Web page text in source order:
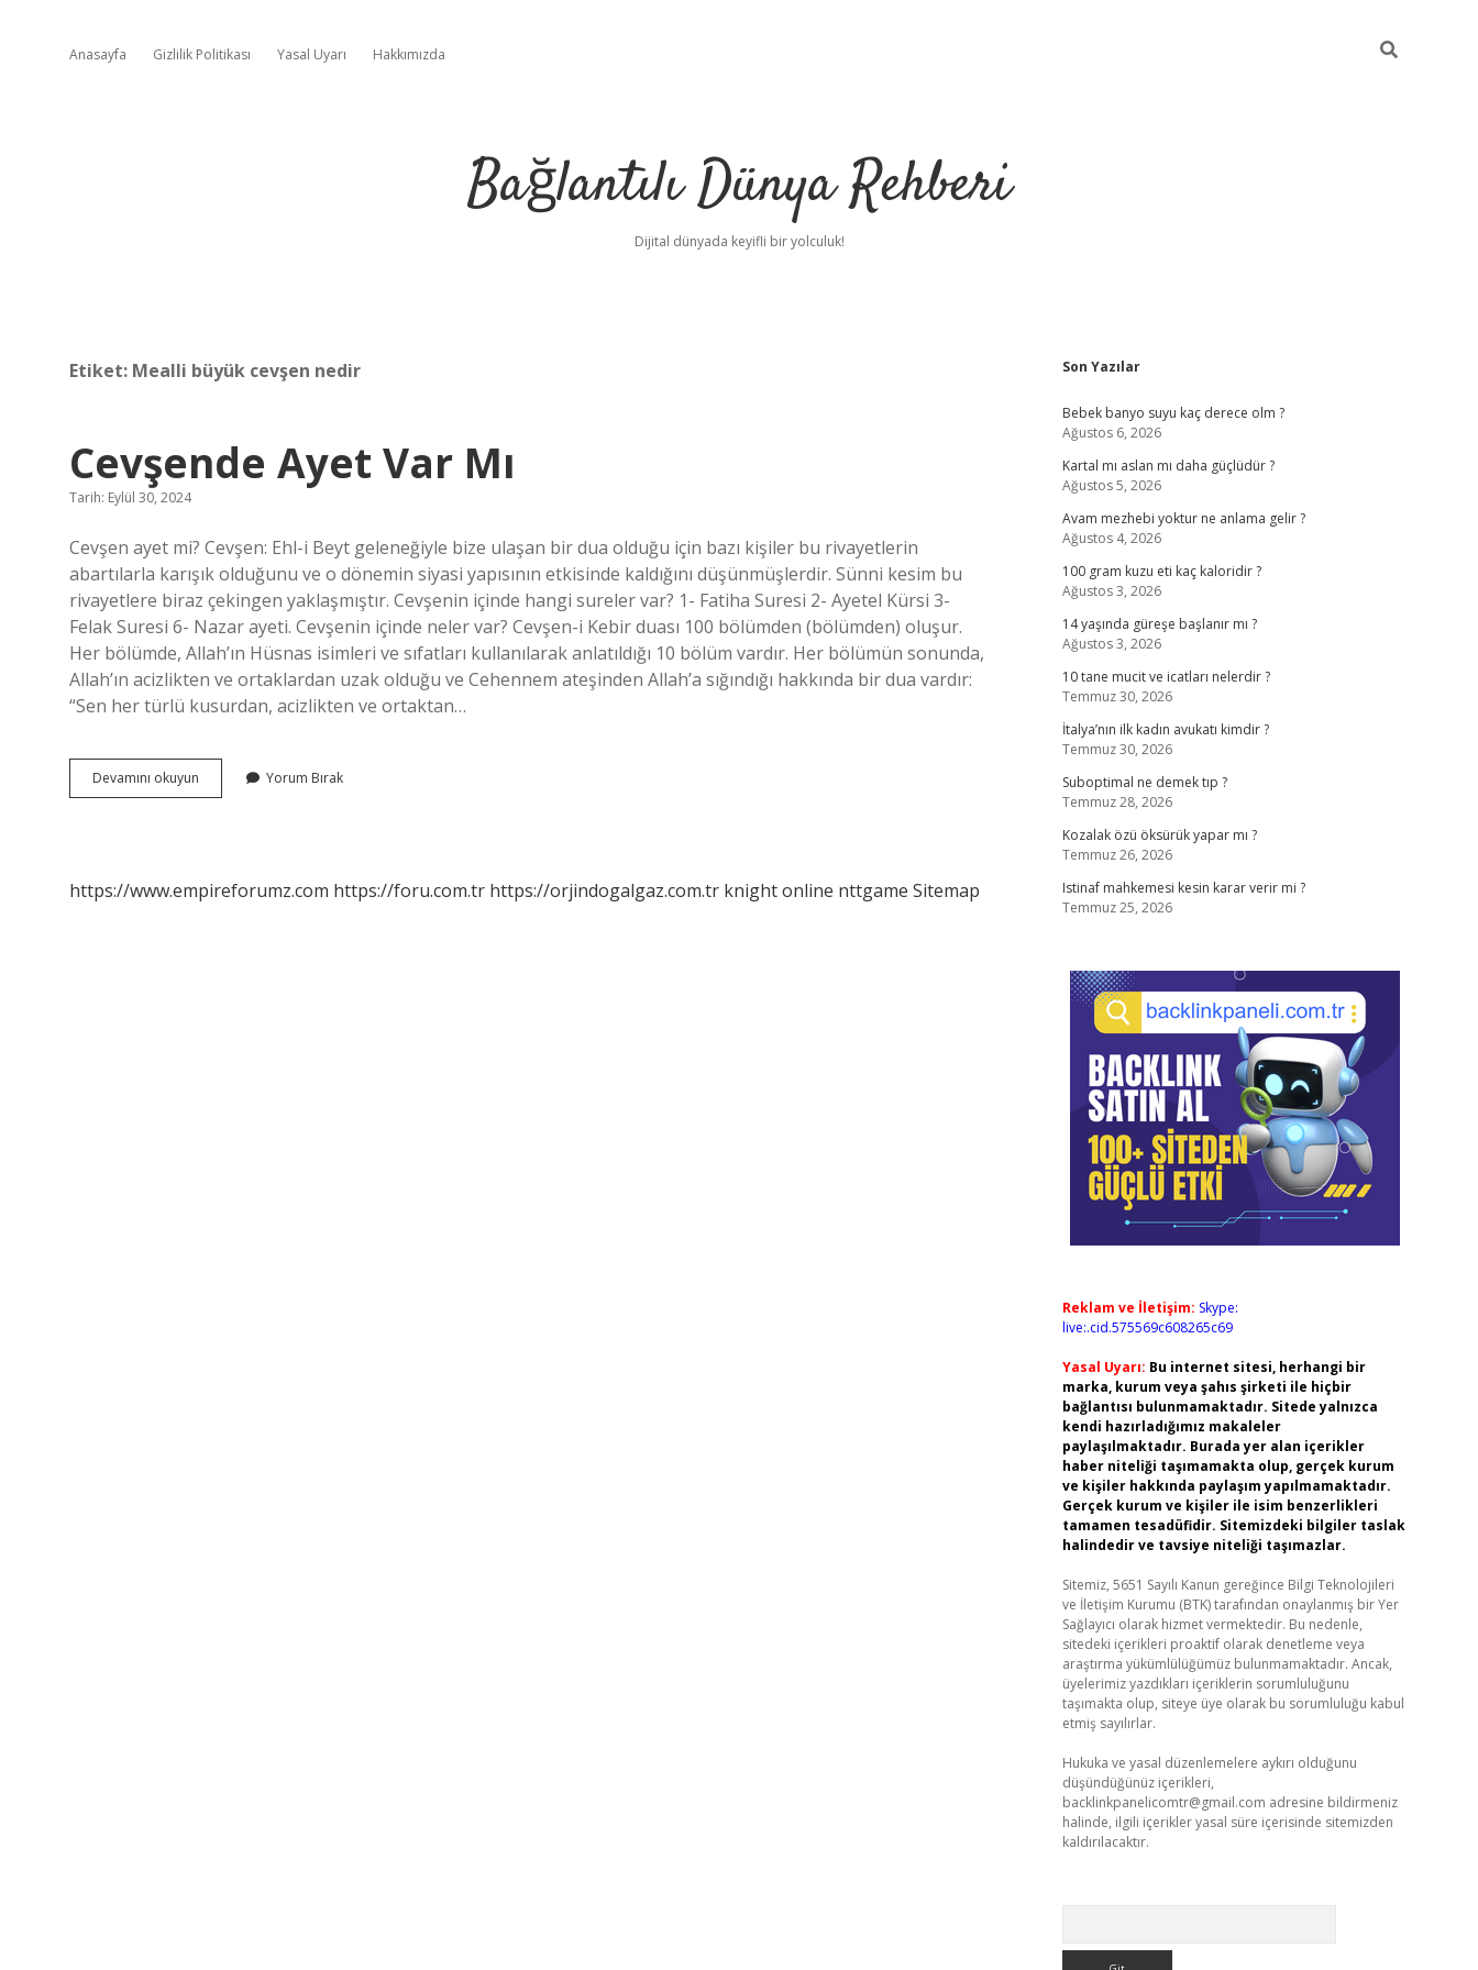
Anasayfa Gizlilik Politikası Yasal Uyarı Hakkımızda
Bağlantılı Dünya Rehberi
Dijital dünyada keyifli bir yolculuk!
Etiket: Mealli büyük cevşen nedir
Cevşende Ayet Var Mı
Tarih: Eylül 30, 2024
Cevşen ayet mi? Cevşen: Ehl-i Beyt geleneğiyle bize ulaşan bir dua olduğu için bazı kişiler bu rivayetlerin
abartılarla karışık olduğunu ve o dönemin siyasi yapısının etkisinde kaldığını düşünmüşlerdir. Sünni kesim bu
rivayetlere biraz çekingen yaklaşmıştır. Cevşenin içinde hangi sureler var? 1- Fatiha Suresi 2- Ayetel Kürsi 3-
Felak Suresi 6- Nazar ayeti. Cevşenin içinde neler var? Cevşen-i Kebir duası 100 bölümden (bölümden) oluşur.
Her bölümde, Allah’ın Hüsnas isimleri ve sıfatları kullanılarak anlatıldığı 10 bölüm vardır. Her bölümün sonunda,
Allah’ın acizlikten ve ortaklardan uzak olduğu ve Cehennem ateşinden Allah’a sığındığı hakkında bir dua vardır:
“Sen her türlü kusurdan, acizlikten ve ortaktan…
Devamını okuyun Cevşende
Ayet
Yorum Bırak
https://www.empireforumz.com https://foru.com.tr https://orjindogalgaz.com.tr knight online nttgame Sitemap
Sidebar
Son Yazılar
Bebek banyo suyu kaç derece olm ?
Ağustos 6, 2026
Kartal mı aslan mı daha güçlüdür ?
Ağustos 5, 2026
Avam mezhebi yoktur ne anlama gelir ?
Ağustos 4, 2026
100 gram kuzu eti kaç kaloridir ?
Ağustos 3, 2026
14 yaşında güreşe başlanır mı ?
Ağustos 3, 2026
10 tane mucit ve icatları nelerdir ?
Temmuz 30, 2026
İtalya’nın ilk kadın avukatı kimdir ?
Temmuz 30, 2026
Suboptimal ne demek tıp ?
Temmuz 28, 2026
Kozalak özü öksürük yapar mı ?
Temmuz 26, 2026
Istinaf mahkemesi kesin karar verir mi ?
Temmuz 25, 2026
Reklam ve İletişim: Skype:
live:.cid.575569c608265c69
Yasal Uyarı: Bu internet sitesi, herhangi bir
marka, kurum veya şahıs şirketi ile hiçbir
bağlantısı bulunmamaktadır. Sitede yalnızca
kendi hazırladığımız makaleler
paylaşılmaktadır. Burada yer alan içerikler
haber niteliği taşımamakta olup, gerçek kurum
ve kişiler hakkında paylaşım yapılmamaktadır.
Gerçek kurum ve kişiler ile isim benzerlikleri
tamamen tesadüfidir. Sitemizdeki bilgiler taslak
halindedir ve tavsiye niteliği taşımazlar.
Sitemiz, 5651 Sayılı Kanun gereğince Bilgi Teknolojileri
ve İletişim Kurumu (BTK) tarafından onaylanmış bir Yer
Sağlayıcı olarak hizmet vermektedir. Bu nedenle,
sitedeki içerikleri proaktif olarak denetleme veya
araştırma yükümlülüğümüz bulunmamaktadır. Ancak,
üyelerimiz yazdıkları içeriklerin sorumluluğunu
taşımakta olup, siteye üye olarak bu sorumluluğu kabul
etmiş sayılırlar.
Hukuka ve yasal düzenlemelere aykırı olduğunu
düşündüğünüz içerikleri,
backlinkpanelicomtr@gmail.com adresine bildirmeniz
halinde, ilgili içerikler yasal süre içerisinde sitemizden
kaldırılacaktır.
deneme bonusu veren bahis siteleri